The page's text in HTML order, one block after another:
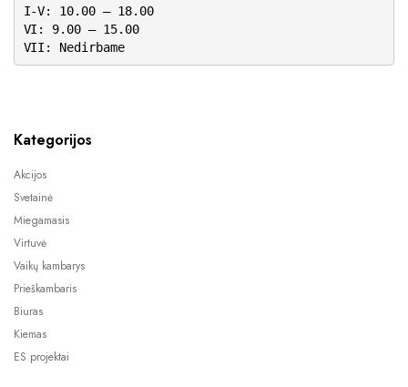
I-V: 10.00 – 18.00
VI: 9.00 – 15.00
VII: Nedirbame
Kategorijos
Akcijos
Svetainė
Miegamasis
Virtuvė
Vaikų kambarys
Prieškambaris
Biuras
Kiemas
ES projektai